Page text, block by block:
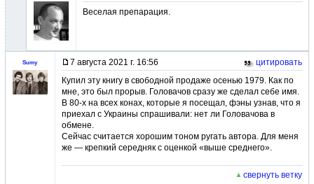
Веселая препарация.
Sumy 7 августа 2021 г. 16:56
цитировать
Купил эту книгу в свободной продаже осенью 1979. Как по
мне, это был прорыв. Головачов сразу же сделал себе имя.
В 80-х на всех конах, которые я посещал, фэны узнав, что я
приехал с Украины спрашивали: нет ли Головачова в
обмене.
Сейчас считается хорошим тоном ругать автора. Для меня
же — крепкий середняк с оценкой «выше среднего».
свернуть ветку